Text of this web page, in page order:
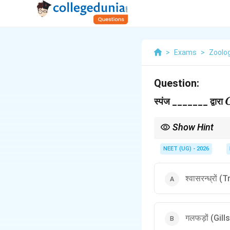
> Exams >
Question:
स्पंज _______ द्वारा
Show Hint
NEET (UG) - 2026
श्वासरन्ध्रों
गलफड़ों